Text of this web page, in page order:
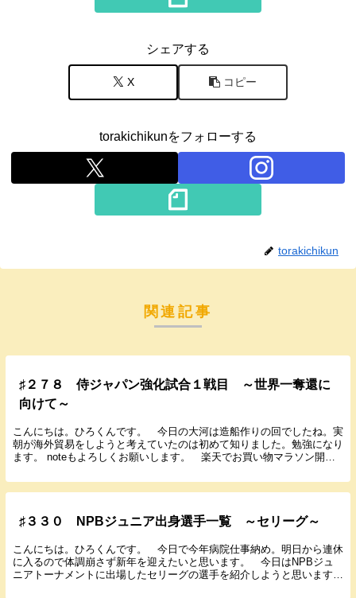
シェアする
X コピー
torakichikunをフォローする
torakichikun
関連記事
♯２７８ 侍ジャパン強化試合１戦目 ～世界一奪還に
向けて～
こんにちは。ひろくんです。 今日の大河は造船作りの回でしたね。実
朝が海外貿易をしようと考えていたのは初めて知りました。勉強になり
ます。 noteもよろしくお願いします。 楽天でお買い物マラソン開催
♯３３０ NPBジュニア出身選手一覧 ～セリーグ～
こんにちは。ひろくんです。 今日で今年病院仕事納め。明日から連休
に入るので体調崩さず新年を迎えたいと思います。 今日はNPBジュ
ニアトーナメントに出場したセリーグの選手を紹介しようと思います。